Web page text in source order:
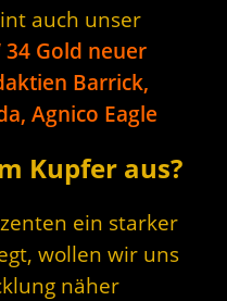
auch unser
34 Gold neuer
Barrick,
Agnico Eagle
Kupfer aus?
ein starker
wollen wir uns
näher